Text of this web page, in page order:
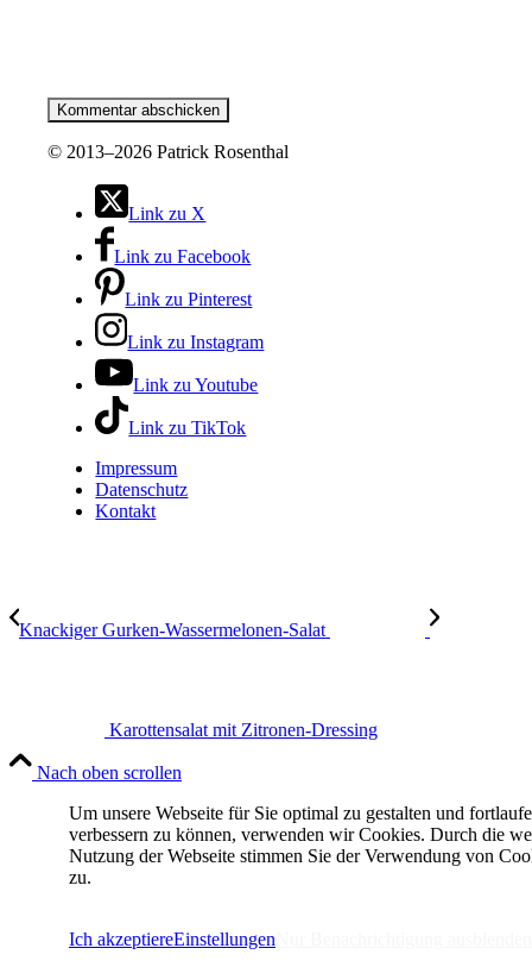
© 2013–2026 Patrick Rosenthal
Link zu X
Link zu Facebook
Link zu Pinterest
Link zu Instagram
Link zu Youtube
Link zu TikTok
Impressum
Datenschutz
Kontakt
Knackiger Gurken-Wassermelonen-Salat
Karottensalat mit Zitronen-Dressing
Nach oben scrollen
Um unsere Webseite für Sie optimal zu gestalten und
verbessern zu können, verwenden wir Cookies. Durch die
Nutzung der Webseite stimmen Sie der Verwendung von
zu.
Ich akzeptiereEinstellungen